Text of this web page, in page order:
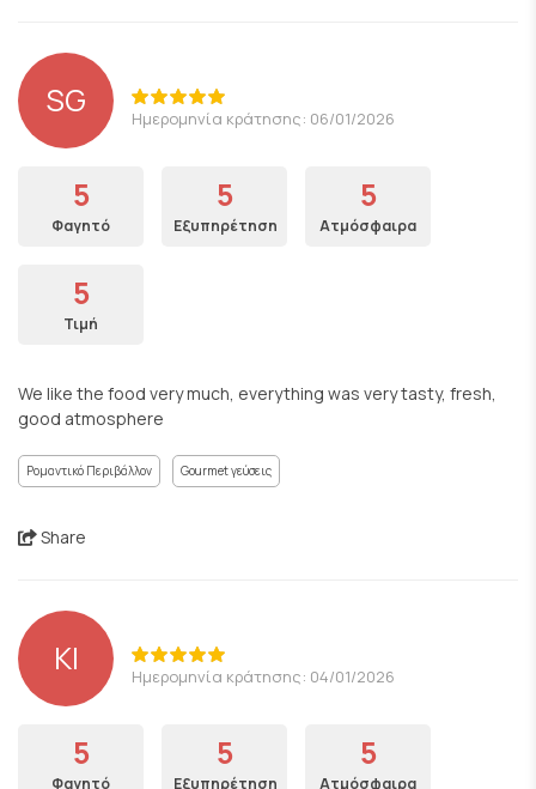
SG Ημερομηνία κράτησης: 06/01/2026
5
Φαγητό
5
Εξυπηρέτηση
5
Ατμόσφαιρα
5
Τιμή
We like the food very much, everything was very tasty, fresh,
good atmosphere
Ρομαντικό Περιβάλλον Gourmet γεύσεις
Share
ΚΙ Ημερομηνία κράτησης: 04/01/2026
5
Φαγητό
5
Εξυπηρέτηση
5
Ατμόσφαιρα